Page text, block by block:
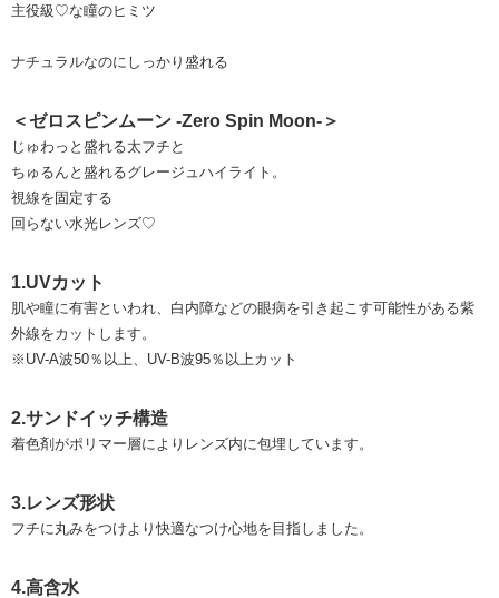
主役級♡な瞳のヒミツ
ナチュラルなのにしっかり盛れる
＜ゼロスピンムーン -Zero Spin Moon-＞
じゅわっと盛れる太フチと
ちゅるんと盛れるグレージュハイライト。
視線を固定する
回らない水光レンズ♡
1.UVカット
肌や瞳に有害といわれ、白内障などの眼病を引き起こす可能性がある紫
外線をカットします。
※UV-A波50％以上、UV-B波95％以上カット
2.サンドイッチ構造
着色剤がポリマー層によりレンズ内に包埋しています。
3.レンズ形状
フチに丸みをつけより快適なつけ心地を目指しました。
4.高含水